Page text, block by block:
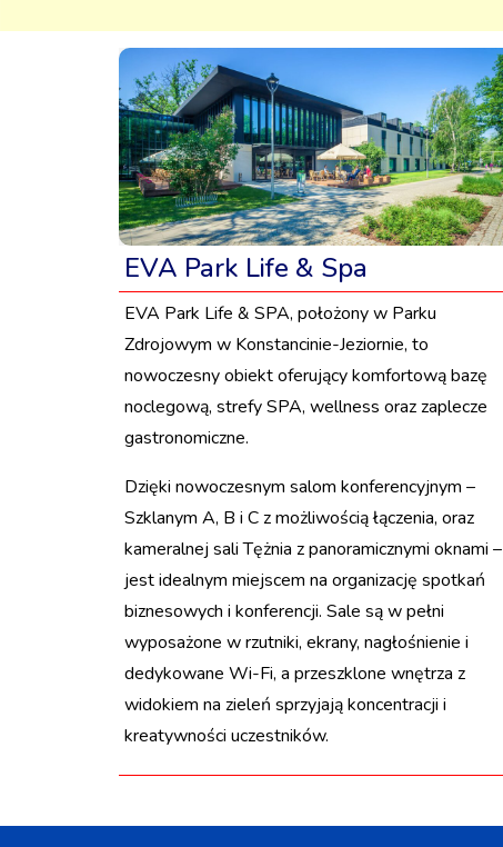
EVA Park Life & Spa
EVA Park Life & SPA, położony w Parku
Zdrojowym w Konstancinie-Jeziornie, to
nowoczesny obiekt oferujący komfortową bazę
noclegową, strefy SPA, wellness oraz zaplecze
gastronomiczne.
Dzięki nowoczesnym salom konferencyjnym –
Szklanym A, B i C z możliwością łączenia, oraz
kameralnej sali Tężnia z panoramicznymi oknami –
jest idealnym miejscem na organizację spotkań
biznesowych i konferencji. Sale są w pełni
wyposażone w rzutniki, ekrany, nagłośnienie i
dedykowane Wi-Fi, a przeszklone wnętrza z
widokiem na zieleń sprzyjają koncentracji i
kreatywności uczestników.